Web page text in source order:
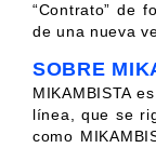
“Contrato” de
de una nueva
SOBRE
MIKAMBISTA
línea, que se
como